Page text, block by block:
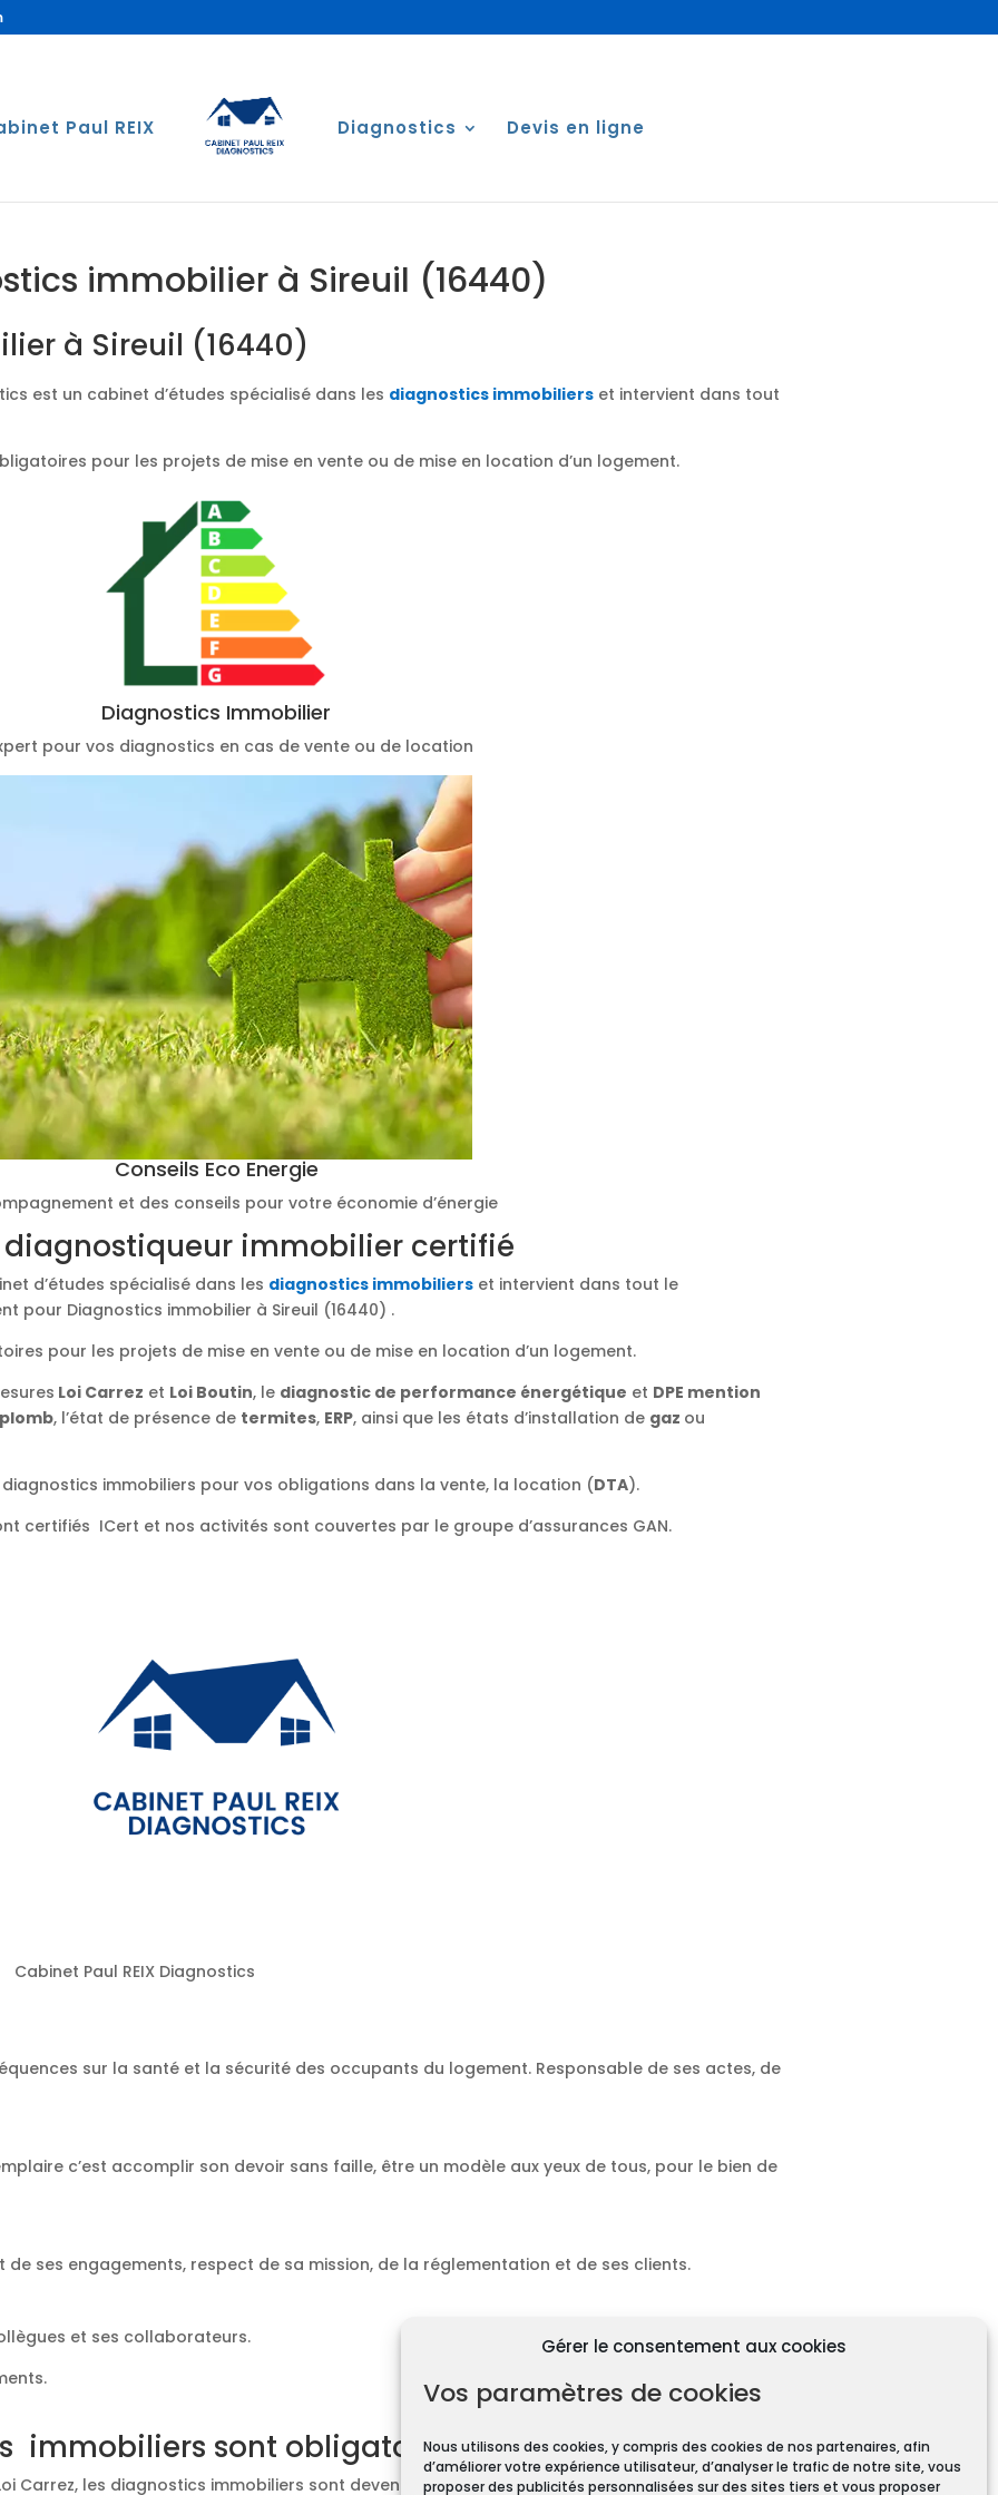
Gérer le consentement aux cookies
Vos paramètres de cookies
Nous utilisons des cookies, y compris des cookies de nos partenaires, afin
d’améliorer votre expérience utilisateur, d’analyser le trafic de notre site, vous
proposer des publicités personnalisées sur des sites tiers et vous proposer
Paul REIX Diagnostics Devis en ligne
immobilier à Sireuil (16440)
à Sireuil (16440)
est un cabinet d’études spécialisé dans les diagnostics immobiliers et intervient dans tout
pour les projets de mise en vente ou de mise en location d’un logement.
Diagnostics Immobilier
pour vos diagnostics en cas de vente ou de location
Conseils Eco Energie
et des conseils pour votre économie d’énergie
diagnostiqueur immobilier certifié
d’études spécialisé dans les diagnostics immobiliers et intervient dans tout le
pour Diagnostics immobilier à Sireuil (16440) .
pour les projets de mise en vente ou de mise en location d’un logement.
Loi Carrez et Loi Boutin, le diagnostic de performance énergétique et DPE mention
plomb, l’état de présence de termites, ERP, ainsi que les états d’installation de gaz ou
immobiliers pour vos obligations dans la vente, la location (DTA).
certifiés ICert et nos activités sont couvertes par le groupe d’assurances GAN.
Cabinet Paul REIX Diagnostics
sur la santé et la sécurité des occupants du logement. Responsable de ses actes, de
c’est accomplir son devoir sans faille, être un modèle aux yeux de tous, pour le bien de
ses engagements, respect de sa mission, de la réglementation et de ses clients.
et ses collaborateurs.
immobiliers sont obligatoires ?
Carrez, les diagnostics immobiliers sont devenus obligatoires pour toute transaction